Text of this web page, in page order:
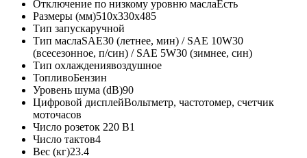
Отключение по низкому уровню маслаЕсть
Размеры (мм)510х330х485
Тип запускаручной
Тип маслаSAE30 (летнее, мин) / SAE 10W30
(всесезонное, п/син) / SAE 5W30 (зимнее, син)
Тип охлаждениявоздушное
ТопливоБензин
Уровень шума (dB)90
Цифровой дисплейВольтметр, частотомер, счетчик
моточасов
Число розеток 220 В1
Число тактов4
Вес (кг)23.4